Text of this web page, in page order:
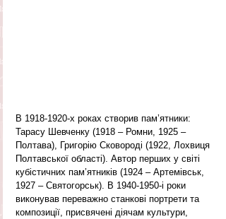
В 1918-1920-х роках створив пам’ятники:
Тарасу Шевченку (1918 – Ромни, 1925 –
Полтава), Григорію Сковороді (1922, Лохвиця
Полтавської області). Автор перших у світі
кубістичних пам’ятників (1924 – Артемівськ,
1927 – Святогорськ). В 1940-1950-і роки
виконував переважно станкові портрети та
композиції, присвячені діячам культури,